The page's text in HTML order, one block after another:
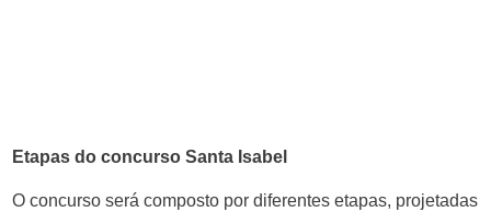
Etapas do concurso Santa Isabel
O concurso será composto por diferentes etapas, projetadas